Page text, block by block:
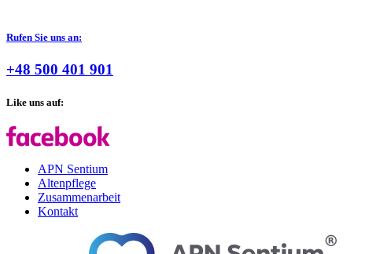
Rufen Sie uns an:
+48 500 401 901
Like uns auf:
APN Sentium
Altenpflege
Zusammenarbeit
Kontakt